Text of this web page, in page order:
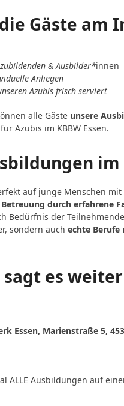
Gäste am
& Ausbilder*innen
Anliegen
Azubis frisch serviert
alle Gäste unsere
Azubis im KBBW Essen.
im
auf junge Menschen
durch erfahrene
Bedürfnis der
sondern auchechte
sagt es
Essen, Marienstraße 5,
ALLE Ausbildungen auf